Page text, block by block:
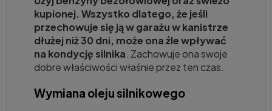
kupionej. Wszystko dlatego, że jeśli
przechowuje się ją w garażu w kanistrze
dłużej niż 30 dni, może ona źle wpływać
na kondycję silnika. Zachowuje ona swoje
dobre właściwości właśnie przez ten czas.
Wymiana oleju silnikowego